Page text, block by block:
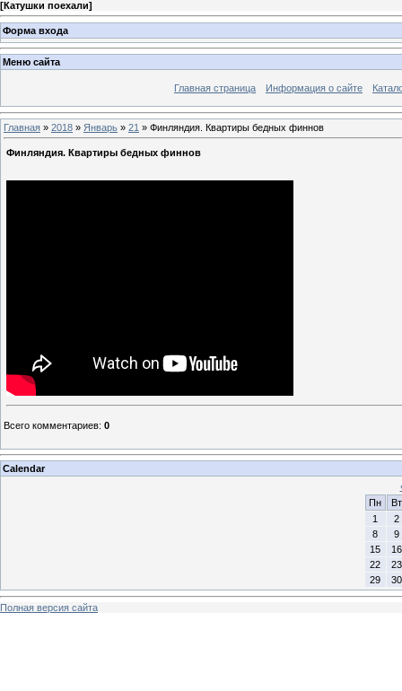
[Катушки поехали]
Форма входа
Меню сайта
Главная страница Информация о сайте
Главная » 2018 » Январь » 21 » Финляндия. Квартиры бедных финнов
Финляндия. Квартиры бедных финнов
Всего комментариев: 0
Calendar
Пн
Вт
1
2
8
9
15
16
22
23
29
30
Полная версия сайта